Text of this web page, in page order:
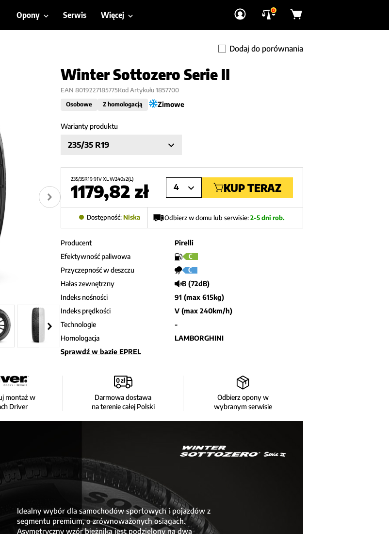
Opony Serwis Więcej
0
Dodaj do porównania
Winter Sottozero Serie II
EAN 8019227185775Kod Artykułu 1857700
Osobowe
Z homologacją Zimowe
Warianty produktu
235/35 R19
235/35R19 91V XL W240s2(L)
1179,82 zł 4 KUP TERAZ
Dostępność:Niska Odbierz w domu lub serwisie:2-5 dni rob.
Producent
Pirelli
Efektywność paliwowa
C
Przyczepność w deszczu C
Hałas zewnętrzny
B (72dB)
Indeks nośności
91 (max 615kg)
Indeks prędkości
V (max 240km/h)
Technologie
-
Homologacja
LAMBORGHINI
Sprawdź w bazie EPREL
montaż w
Driver
Darmowa dostawa
na terenie całej Polski
Odbierz opony w
wybranym serwisie
Idealny wybór dla samochodów sportowych i pojazdów z
segmentu premium, o zrównoważonych osiągach.
Asymetryczny wzór bieżnika jest podzielony na dwa